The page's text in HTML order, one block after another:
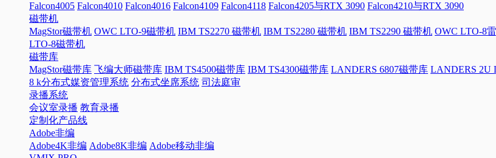
Falcon4005 Falcon4010 Falcon4016 Falcon4109 Falcon4118 Falcon4205与RTX 3090 Falcon4210与RTX 3090
磁带机
MagStor磁带机 OWC LTO-9磁带机 IBM TS2270 磁带机 IBM TS2280 磁带机 IBM TS2290 磁带机 OWC LTO-8
LTO-8磁带机
磁带库
MagStor磁带库 飞编大师磁带库 IBM TS4500磁带库 IBM TS4300磁带库 LANDERS 6807磁带库 LANDERS 2U
8 k分布式媒资管理系统 分布式坐席系统 司法庭审
录播系统
会议室录播 教育录播
定制化产品线
Adobe非编
Adobe4K非编 Adobe8K非编 Adobe移动非编